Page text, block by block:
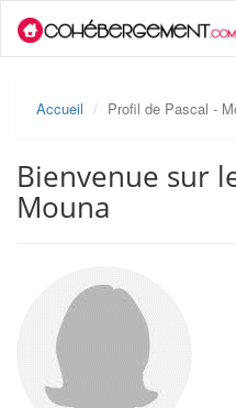
Accueil Profil de Pascal -
Bienvenue sur
Mouna